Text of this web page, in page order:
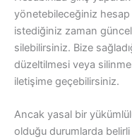
yönetebileceğiniz hesap
istediğiniz zaman
silebilirsiniz. Bize
düzeltilmesi veya
iletişime geçebilirsiniz.
Ancak yasal bir
olduğu durumlarda belirli